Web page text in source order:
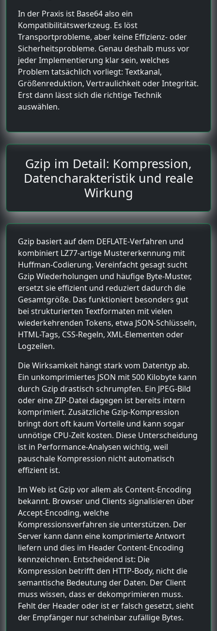
In der Praxis ist Base64 also ein
Kompatibilitätswerkzeug. Es löst
Transportprobleme, aber keine Effizienz- oder
Sicherheitsprobleme. Genau deshalb muss vor
jeder Implementierung klar sein, welches
Problem tatsächlich vorliegt: Textkanal,
Größenreduktion, Vertraulichkeit oder Integrität.
Erst dann lässt sich die richtige Technik
auswählen.
Gzip im Detail: Kompression,
Datencharakteristik und reale
Wirkung
Gzip basiert auf dem DEFLATE-Verfahren und
kombiniert LZ77-artige Mustererkennung mit
Huffman-Codierung. Vereinfacht gesagt sucht
Gzip Wiederholungen und häufige Byte-Muster,
ersetzt sie effizient und reduziert dadurch die
Gesamtgröße. Das funktioniert besonders gut
bei strukturierten Textformaten mit vielen
wiederkehrenden Tokens, etwa JSON-Schlüsseln,
HTML-Tags, CSS-Regeln, XML-Elementen oder
Logzeilen.
Die Wirksamkeit hängt stark vom Datentyp ab.
Ein unkomprimiertes JSON mit 500 Kilobyte kann
durch Gzip drastisch schrumpfen. Ein JPEG-Bild
oder eine ZIP-Datei dagegen ist bereits intern
komprimiert. Zusätzliche Gzip-Kompression
bringt dort oft kaum Vorteile und kann sogar
unnötige CPU-Zeit kosten. Diese Unterscheidung
ist in Performance-Analysen wichtig, weil
pauschale Kompression nicht automatisch
effizient ist.
Im Web ist Gzip vor allem als Content-Encoding
bekannt. Browser und Clients signalisieren über
Accept-Encoding, welche
Kompressionsverfahren sie unterstützen. Der
Server kann dann eine komprimierte Antwort
liefern und dies im Header Content-Encoding
kennzeichnen. Entscheidend ist: Die
Kompression betrifft den HTTP-Body, nicht die
semantische Bedeutung der Daten. Der Client
muss wissen, dass er dekomprimieren muss.
Fehlt der Header oder ist er falsch gesetzt, sieht
der Empfänger nur scheinbar zufällige Bytes.